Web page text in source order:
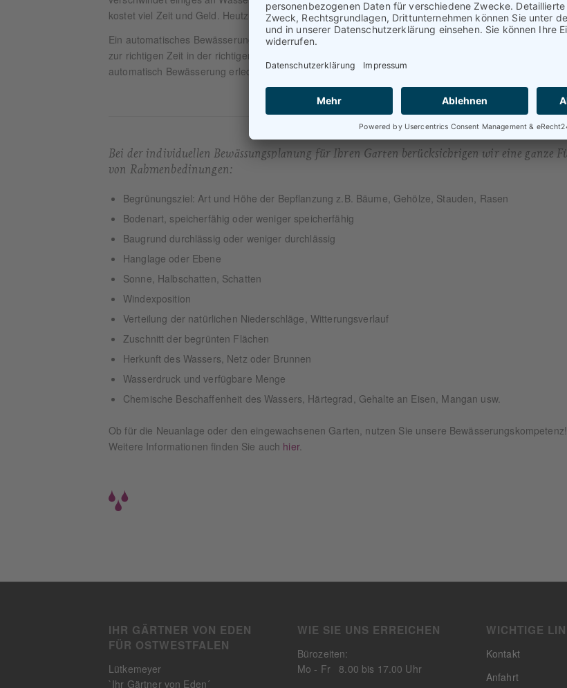
kostet viel Zeit und Geld. Heutzutage geht es geht auch anders.
Ein automatisches Bewässerungssysteme liefert das Wasser exakt dorthin, wo es gebraucht wird und
zur richtigen Zeit in der richtigen Menge. Ob Sie Zuhause sind oder in den Ferien, die richtig konzipierte
automatisch Bewässerung erledigt Ihren Dienst wirtschaftlich und absolut zuverlässig.
Bei der individuellen Bewässungsplanung für Ihren Garten berücksichtigen wir eine ganze
von Rahmenbedinungen:
Begrünungsziel: Art und Höhe der Bepflanzung z.B. Bäume, Gehölze, Stauden, Rasen
Bodenart, speicherfähig oder weniger speicherfähig
Baugrund durchlässig oder weniger durchlässig
Hanglage oder Ebene
Sonne, Halbschatten, Schatten
Windexposition
Verteilung der natürlichen Niederschläge, Witterungsverlauf
Zuschnitt der begrünten Flächen
Herkunft des Wassers, Netz oder Brunnen
Wasserdruck und verfügbare Menge
Chemische Beschaffenheit des Wassers, Härtegrad, Gehalte an Eisen, Mangan usw.
Ob für die Neuanlage oder den eingewachsenen Garten, nutzen Sie unsere Bewässerungskompetenz!
Weitere Informationen finden Sie auch hier.
IHR GÄRTNER VON EDEN
FÜR OSTWESTFALEN
Lütkemeyer
`Ihr Gärtner von Eden´
WIE SIE UNS ERREICHEN
Bürozeiten:
Mo - Fr 8.00 bis 17.00 Uhr
WICHTIGE
Kontakt
Anfahrt